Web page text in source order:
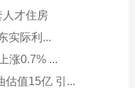
才住房
实际利...
涨0.7% ...
估值15亿 引...